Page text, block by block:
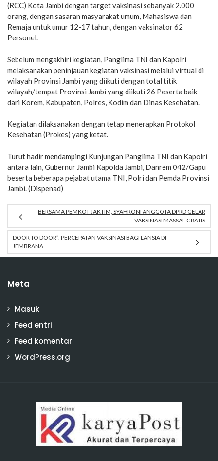
(RCC) Kota Jambi dengan target vaksinasi sebanyak 2.000
orang, dengan sasaran masyarakat umum, Mahasiswa dan
Remaja untuk umur 12-17 tahun, dengan vaksinator 62
Personel.
Sebelum mengakhiri kegiatan, Panglima TNI dan Kapolri
melaksanakan peninjauan kegiatan vaksinasi melalui virtual di
wilayah Provinsi Jambi yang diikuti dengan total titik
wilayah/tempat Provinsi Jambi yang diikuti 26 Peserta baik
dari Korem, Kabupaten, Polres, Kodim dan Dinas Kesehatan.
Kegiatan dilaksanakan dengan tetap menerapkan Protokol
Kesehatan (Prokes) yang ketat.
Turut hadir mendampingi Kunjungan Panglima TNI dan Kapolri
antara lain, Gubernur Jambi Kapolda Jambi, Danrem 042/Gapu
beserta beberapa pejabat utama TNI, Polri dan Pemda Provinsi
Jambi. (Dispenad)
BERSAMA PEMKOT JAKTIM, SYAHRONI ANGGOTA DPRD GELAR
VAKSINASI MASSAL GRATIS
DOOR TO DOOR”, PERCEPATAN VAKSINASI BAGI LANSIA DI
JEMBRANA
Meta
Masuk
Feed entri
Feed komentar
WordPress.org